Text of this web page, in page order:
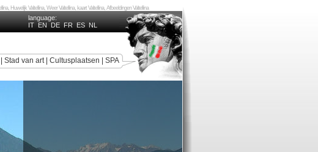
Huwelijk Valtellina, Weer Valtellina, kaart Valtellina, Afbeeldingen Valtellina
language:
IT EN DE FR ES NL
Stad van art| Cultusplaatsen SPA